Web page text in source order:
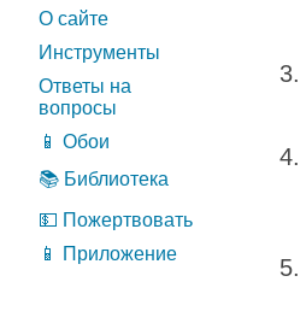
О сайте
Инструменты
Ответы на
вопросы
📱 Обои
📚 Библиотека
💵 Пожертвовать
📱 Приложение